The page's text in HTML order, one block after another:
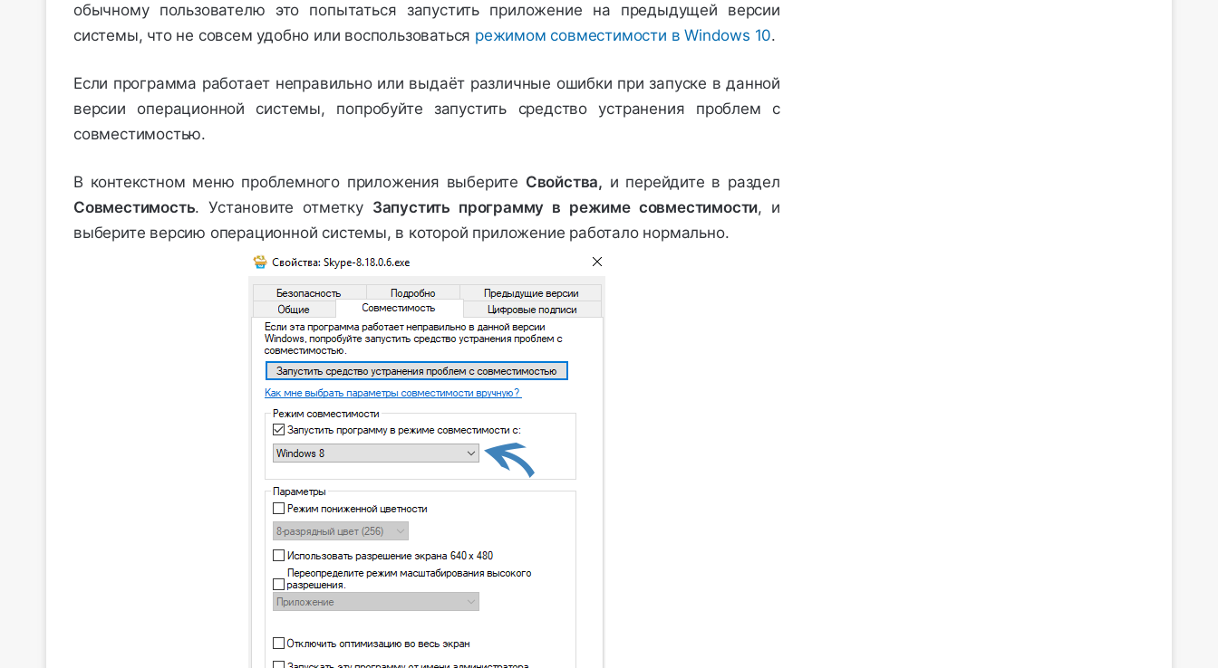
обычному пользователю это попытаться запустить приложение на предыдущей версии
системы, что не совсем удобно или воспользоваться режимом совместимости в Windows 10.
Если программа работает неправильно или выдаёт различные ошибки при запуске в данной
версии операционной системы, попробуйте запустить средство устранения проблем с
совместимостью.
В контекстном меню проблемного приложения выберите Свойства, и перейдите в раздел
Совместимость. Установите отметку Запустить программу в режиме совместимости, и
выберите версию операционной системы, в которой приложение работало нормально.